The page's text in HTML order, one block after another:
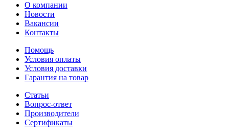
О компании
Новости
Вакансии
Контакты
Помощь
Условия оплаты
Условия доставки
Гарантия на товар
Статьи
Вопрос-ответ
Производители
Сертификаты